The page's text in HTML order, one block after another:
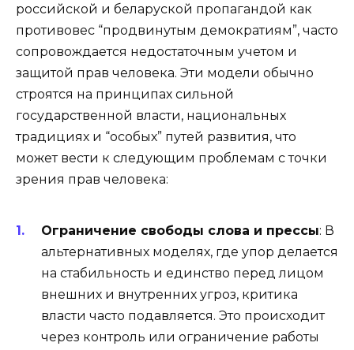
российской и беларуской пропагандой как
противовес “продвинутым демократиям”, часто
сопровождается недостаточным учетом и
защитой прав человека. Эти модели обычно
строятся на принципах сильной
государственной власти, национальных
традициях и “особых” путей развития, что
может вести к следующим проблемам с точки
зрения прав человека:
Ограничение свободы слова и прессы: В
альтернативных моделях, где упор делается
на стабильность и единство перед лицом
внешних и внутренних угроз, критика
власти часто подавляется. Это происходит
через контроль или ограничение работы